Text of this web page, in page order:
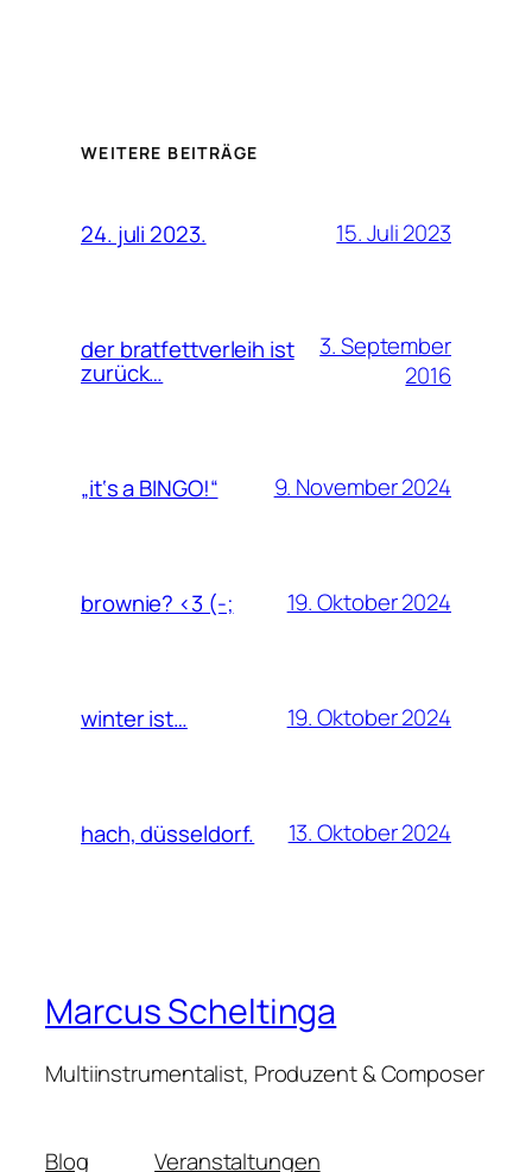
WEITERE BEITRÄGE
24. juli 2023. 15. Juli 2023
der bratfettverleih ist
zurück…
3. September
2016
„it‘s a BINGO!“ 9. November 2024
brownie? <3 (-; 19. Oktober 2024
winter ist… 19. Oktober 2024
hach, düsseldorf. 13. Oktober 2024
Marcus Scheltinga
Multiinstrumentalist, Produzent & Composer
Blog Veranstaltungen